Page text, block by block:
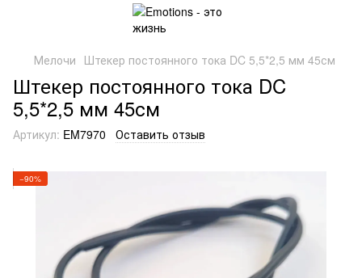
Мелочи Штекер постоянного тока DC 5,5*2,5 мм 45см
Штекер постоянного тока DC
5,5*2,5 мм 45см
Артикул: EM7970 Оставить отзыв
−90%